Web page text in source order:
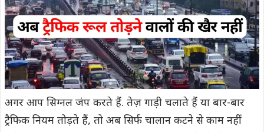
अगर आप सिग्नल जंप करते हैं. तेज़ गाड़ी चलाते हैं या बार-बार
ट्रैफिक नियम तोड़ते हैं, तो अब सिर्फ चालान कटने से काम नहीं